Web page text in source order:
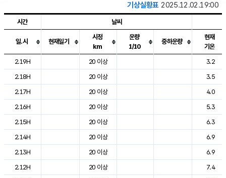
기상실황표 2025.12.02.19:00
도시별 기상실황표로 지점, 날씨, 기온, 강수, 바람, 기압등을 안내한 표입
시간 날씨
일.시 현재일기
시정
km
운량
1/10
중하운량
현재
기온
2.19H
20 이상
3.2
2.18H
20 이상
3.5
2.17H
20 이상
4.0
2.16H
20 이상
5.3
2.15H
20 이상
6.3
2.14H
20 이상
6.9
2.13H
20 이상
6.9
2.12H
20 이상
7.4